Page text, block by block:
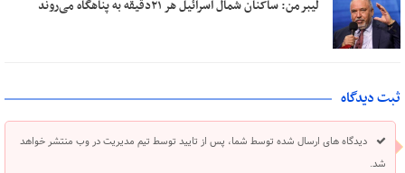
لیبرمن: ساکنان شمال اسرائیل هر ۲۱دقیقه به پناهگاه می‌روند
ثبت دیدگاه
دیدگاه های ارسال شده توسط شما، پس از تایید توسط تیم مدیریت در وب منتشر خواهد
شد.